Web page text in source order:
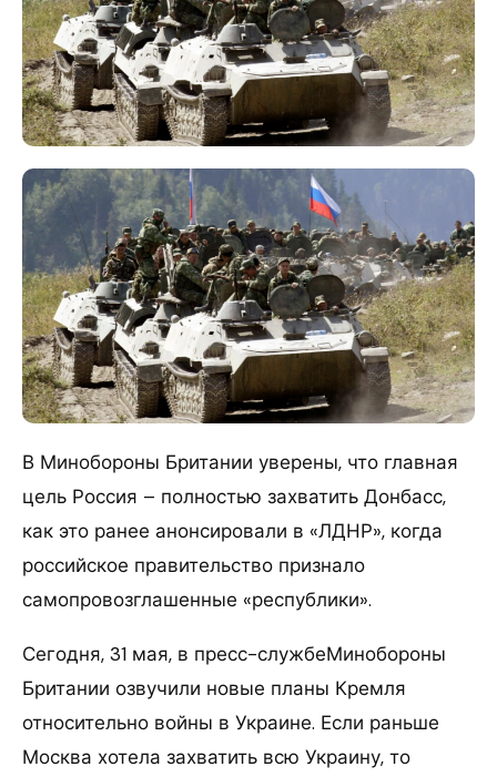
В Минобороны Британии уверены, что главная
цель Россия – полностью захватить Донбасс,
как это ранее анонсировали в «ЛДНР», когда
российское правительство признало
самопровозглашенные «республики».
Сегодня, 31 мая, в пресс-службеМинобороны
Британии озвучили новые планы Кремля
относительно войны в Украине. Если раньше
Москва хотела захватить всю Украину, то